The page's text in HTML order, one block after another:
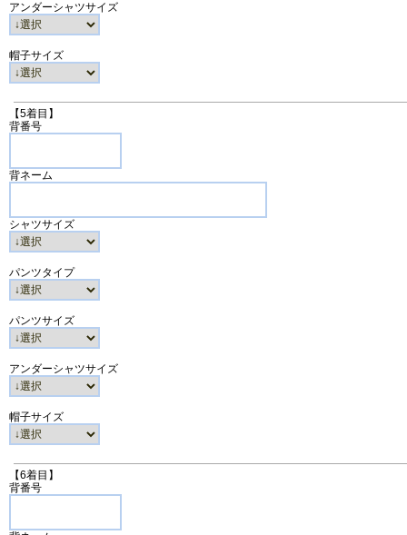
アンダーシャツサイズ
帽子サイズ
【5着目】
背番号
背ネーム
シャツサイズ
パンツタイプ
パンツサイズ
アンダーシャツサイズ
帽子サイズ
【6着目】
背番号